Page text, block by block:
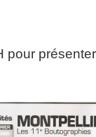
pour